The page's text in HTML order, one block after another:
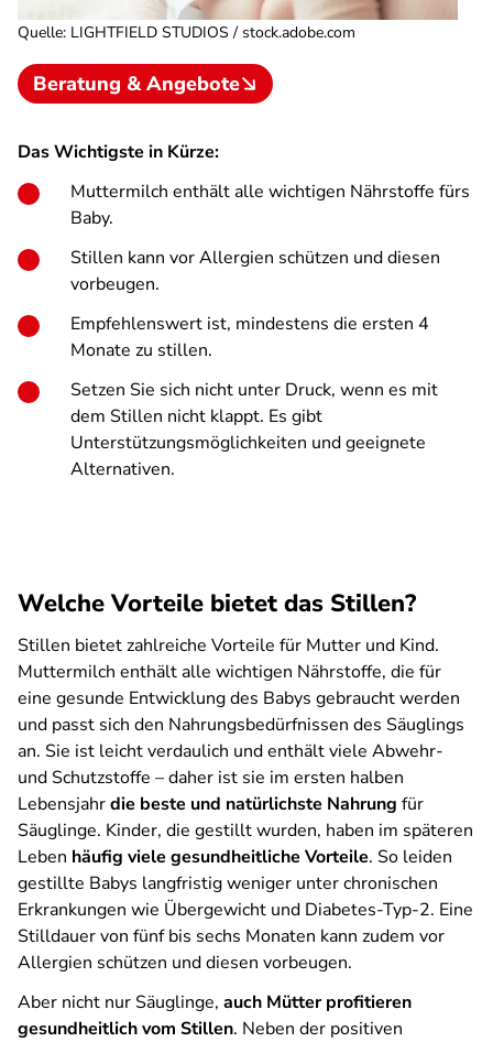
Quelle: LIGHTFIELD STUDIOS / stock.adobe.com
Beratung & Angebote
Das Wichtigste in Kürze:
Muttermilch enthält alle wichtigen Nährstoffe fürs
Baby.
Stillen kann vor Allergien schützen und diesen
vorbeugen.
Empfehlenswert ist, mindestens die ersten 4
Monate zu stillen.
Setzen Sie sich nicht unter Druck, wenn es mit
dem Stillen nicht klappt. Es gibt
Unterstützungsmöglichkeiten und geeignete
Alternativen.
Welche Vorteile bietet das Stillen?
Stillen bietet zahlreiche Vorteile für Mutter und Kind.
Muttermilch enthält alle wichtigen Nährstoffe, die für
eine gesunde Entwicklung des Babys gebraucht werden
und passt sich den Nahrungsbedürfnissen des Säuglings
an. Sie ist leicht verdaulich und enthält viele Abwehr-
und Schutzstoffe – daher ist sie im ersten halben
Lebensjahrdie beste und natürlichste Nahrung für
Säuglinge. Kinder, die gestillt wurden, haben im späteren
Leben häufig viele gesundheitliche Vorteile. So leiden
gestillte Babys langfristig weniger unter chronischen
Erkrankungen wie Übergewicht und Diabetes-Typ-2. Eine
Stilldauer von fünf bis sechs Monaten kann zudem vor
Allergien schützen und diesen vorbeugen.
Aber nicht nur Säuglinge, auch Mütter profitieren
gesundheitlich vom Stillen. Neben der positiven